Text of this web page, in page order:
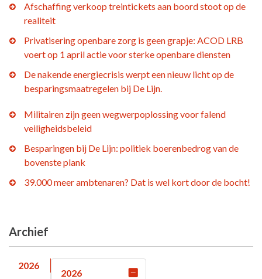
Afschaffing verkoop treintickets aan boord stoot op de
realiteit
Privatisering openbare zorg is geen grapje: ACOD LRB
voert op 1 april actie voor sterke openbare diensten
De nakende energiecrisis werpt een nieuw licht op de
besparingsmaatregelen bij De Lijn.
Militairen zijn geen wegwerpoplossing voor falend
veiligheidsbeleid
Besparingen bij De Lijn: politiek boerenbedrog van de
bovenste plank
39.000 meer ambtenaren? Dat is wel kort door de bocht!
Archief
2026
2026